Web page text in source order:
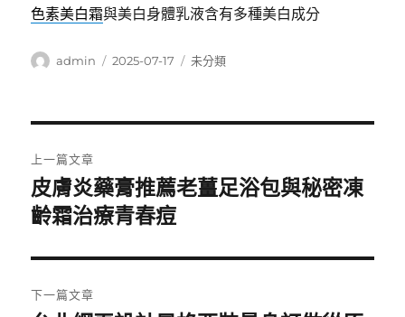
色素美白霜與美白身體乳液含有多種美白成分
作
admin
發
2025-07-17
分
未分類
章
導
覽
上一篇文章
上
一
文
章:
皮膚炎藥膏推薦老薑足浴包與秘密凍
齡霜治療青春痘
下一篇文章